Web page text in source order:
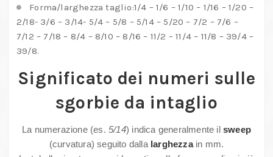
Forma/larghezza taglio:1/4 – 1/6 – 1/10 – 1/16 – 1/20 –
2/18- 3/6 – 3/14- 5/4 – 5/8 – 5/14 – 5/20 – 7/2 – 7/6 –
7/12 – 7/18 – 8/4 – 8/10 – 8/16 – 11/2 – 11/4 – 11/8 – 39/4 –
39/8.
Significato dei numeri sulle
sgorbie da intaglio
La numerazione (es.5/14) indica generalmente il sweep
(curvatura) seguito dalla larghezzain mm.